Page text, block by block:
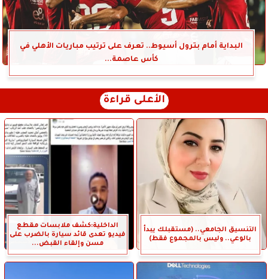
البداية أمام بترول أسيوط.. تعرف على ترتيب مباريات الأهلي في
كأس عاصمة...
الأعلى قراءة
التنسيق الجامعي.. (مستقبلك يبدأ
بالوعي.. وليس بالمجموع فقط)
الداخلية:كشف ملابسات مقطع
فيديو تعدى قائد سيارة بالضرب على
مسن وإلقاء القبض...